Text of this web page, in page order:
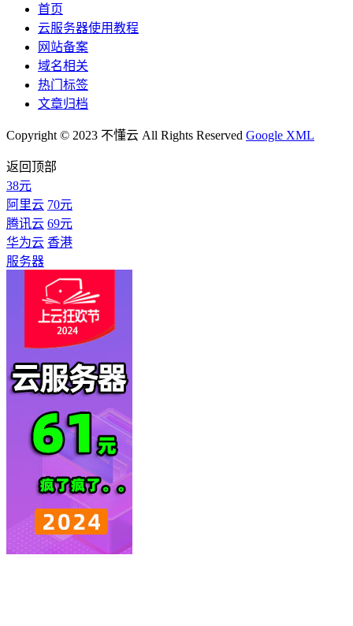
首页
云服务器使用教程
网站备案
域名相关
热门标签
文章归档
Copyright © 2023 不懂云 All Rights Reserved Google XML
返回顶部
38元
阿里云 70元
腾讯云 69元
华为云 香港
服务器